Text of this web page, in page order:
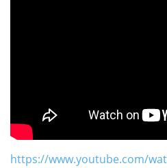
https://www.youtube.com/